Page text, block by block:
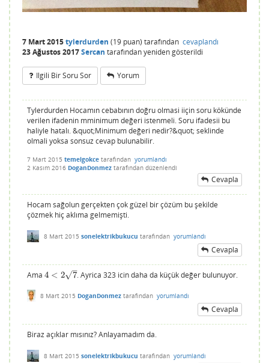
7 Mart 2015tylerdurden (19 puan) tarafından cevaplandı
23 Ağustos 2017Sercan tarafındanyeniden gösterildi
Ilgili Bir Soru Sor Yorum
Tylerdurden Hocamın cebabının doğru olmasi iiçin soru kökünde
verilen ifadenin mminimum değeri istenmeli. Soru ifadesii bu
haliyle hatalı. &quot;Minimum değeri nedir?&quot; seklinde
olmali yoksa sonsuz cevap bulunabilir.
7 Mart 2015 temelgokce tarafından yorumlandı
2 Kasım 2016 DoganDonmez tarafından düzenlendi
Cevapla
Hocam sağolun gerçekten çok güzel bir çözüm bu şekilde
çözmek hiç aklıma gelmemişti.
8 Mart 2015 sonelektrikbukucu tarafından yorumlandı
Cevapla
Ama 4 < 2 7
–
√
4 <27 . Ayrica 323 icin daha da küçük değer bulunuyor.
8 Mart 2015 DoganDonmez tarafından yorumlandı
Cevapla
Biraz açıklar mısınız? Anlayamadım da.
8 Mart 2015 sonelektrikbukucu tarafından yorumlandı